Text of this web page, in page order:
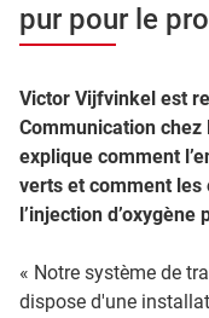
pur pour le
Victor Vijfvinkel est
Communication chez
explique comment
verts et comment les
l’injection d’oxygène
« Notre système de
dispose d'une